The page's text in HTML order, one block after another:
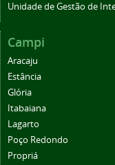
Unidade de Gestão de
Campi
Aracaju
Estância
Glória
Itabaiana
Lagarto
Poço Redondo
Propriá